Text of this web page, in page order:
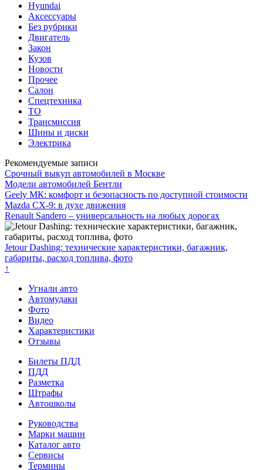
Hyundai
Аксессуары
Без рубрики
Двигатель
Закон
Кузов
Новости
Прочее
Салон
Спецтехника
ТО
Трансмиссия
Шины и диски
Электрика
Рекомендуемые записи
Срочный выкуп автомобилей в Москве
Модели автомобилей Бентли
Geely МК: комфорт и безопасность по доступной стоимости
Mazda CX-9: в духе движения
Renault Sandero – универсальность на любых дорогах
Jetour Dashing: технические характеристики, багажник,
габариты, расход топлива, фото
↑
Угнали авто
Автомудаки
Фото
Видео
Характеристики
Отзывы
Билеты ПДД
ПДД
Разметка
Штрафы
Автошколы
Руководства
Марки машин
Каталог авто
Сервисы
Термины